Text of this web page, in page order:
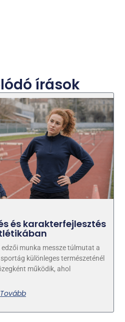
írások
és karakterfejlesztés
munka messze túlmutat a
különleges természeténél
működik, ahol
Tovább